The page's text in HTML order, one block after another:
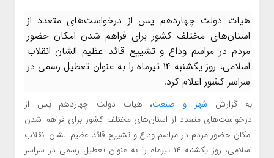
هیات دولت چهاردهم پس از درخواست‌های متعدد از
استان‌های مختلف کشور برای فراهم شدن امکان حضور
مردم در مراسم وداع و تشییع قائد عظیم الشان انقلاب
اسلامی، روز یکشنبه ۱۴ تیرماه را به عنوان تعطیل رسمی در
سراسر کشور اعلام کرد.
به گزارش شهر و صنعت، هیات دولت چهاردهم پس از
درخواست‌های متعدد از استان‌های مختلف کشور برای فراهم شدن
امکان حضور مردم در مراسم وداع و تشییع قائد عظیم الشان انقلاب
اسلامی، روز یکشنبه ۱۴ تیرماه را به عنوان تعطیل رسمی در سراسر